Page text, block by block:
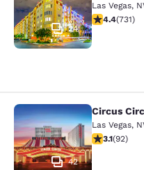
24
Las Vegas,
4.37 étoiles.
4.4(731)
Circus Circus
42
Circus
Las Vegas,
3.08 étoiles.
3.1(92)